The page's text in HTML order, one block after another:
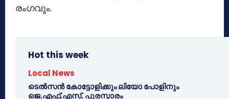
രംഗവും.
Hot this week
Local News
ടെൽസൻ കോട്ടോളിക്കും ലിയോ പോളിനും
ജെ.എഫ്.എസ്. പുരസ്കാരം